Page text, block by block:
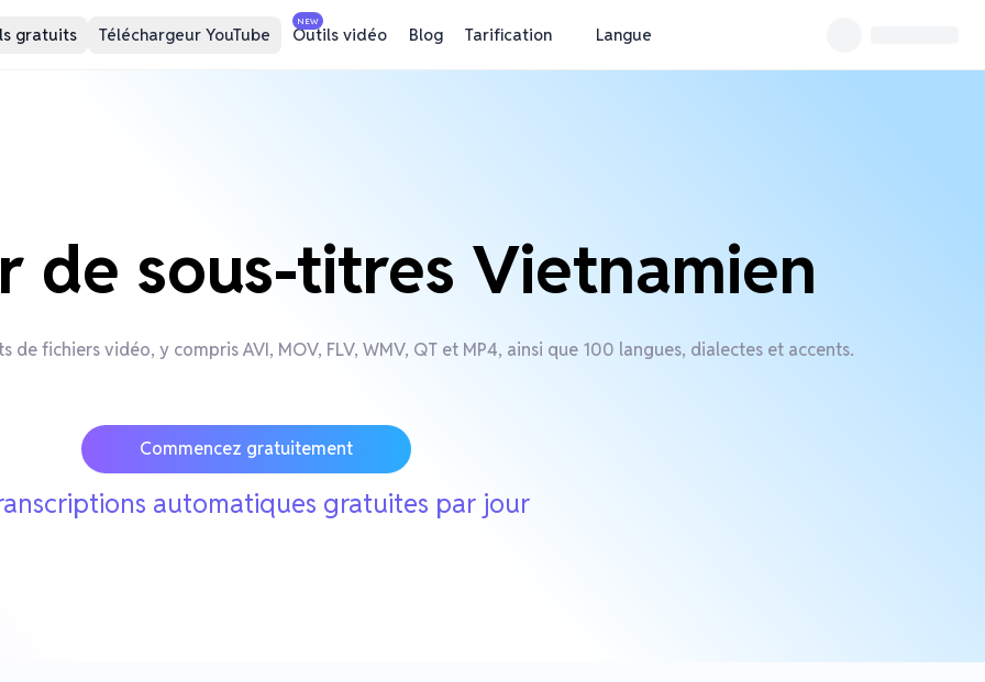
gratuits Téléchargeur YouTube
NEW
Outils vidéo Blog Tarification Langue
de sous-titres Vietnamien
de fichiers vidéo, y compris AVI, MOV, FLV, WMV, QT et MP4, ainsi que 100 langues, dialectes et accents.
Commencez gratuitement
automatiques gratuites par jour